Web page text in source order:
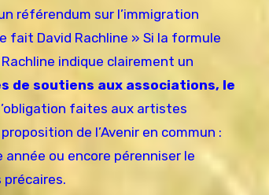
référendum sur l’immigration
fait David Rachline » Si la formule
indique clairement un
de soutiens aux associations, le
faites aux artistes
de l’Avenir en commun :
année ou encore pérenniser le